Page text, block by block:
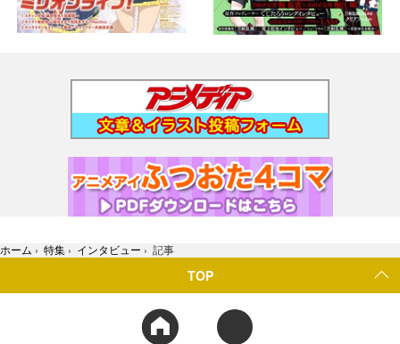
ホーム › 特集 › インタビュー › 記事
TOP